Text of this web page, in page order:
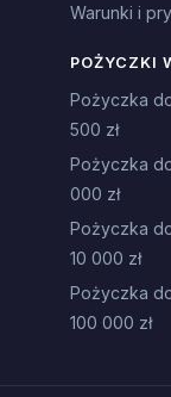
Warunki i
POŻYCZKI
Pożyczka
500 zł
Pożyczka
000 zł
Pożyczka
10 000 zł
Pożyczka
100 000 zł